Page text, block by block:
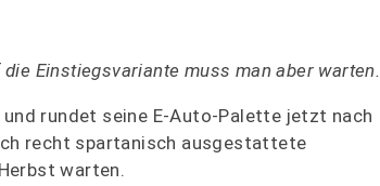
Einstiegsvariante muss man aber warten.
rundet seine E-Auto-Palette jetzt nach
recht spartanisch ausgestattete
warten.